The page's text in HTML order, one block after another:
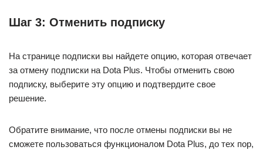
Шаг 3: Отменить подписку
На странице подписки вы найдете опцию, которая отвечает
за отмену подписки на Dota Plus. Чтобы отменить свою
подписку, выберите эту опцию и подтвердите свое
решение.
Обратите внимание, что после отмены подписки вы не
сможете пользоваться функционалом Dota Plus, до тех пор,